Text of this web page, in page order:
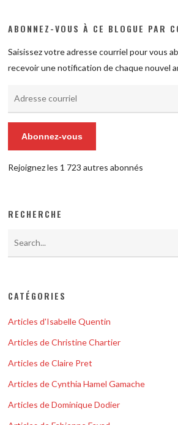
ABONNEZ-VOUS À CE BLOGUE PAR
Saisissez votre adresse courriel pour vous
recevoir une notification de chaque nouvel
Abonnez-vous
Rejoignez les 1 723 autres abonnés
RECHERCHE
CATÉGORIES
Articles d'Isabelle Quentin
Articles de Christine Chartier
Articles de Claire Pret
Articles de Cynthia Hamel Gamache
Articles de Dominique Dodier